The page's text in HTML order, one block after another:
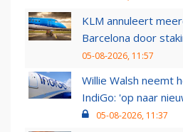
KLM annuleert
Barcelona door
05-08-2026, 11:57
Willie Walsh neemt
IndiGo: 'op naar
05-08-2026, 11:37